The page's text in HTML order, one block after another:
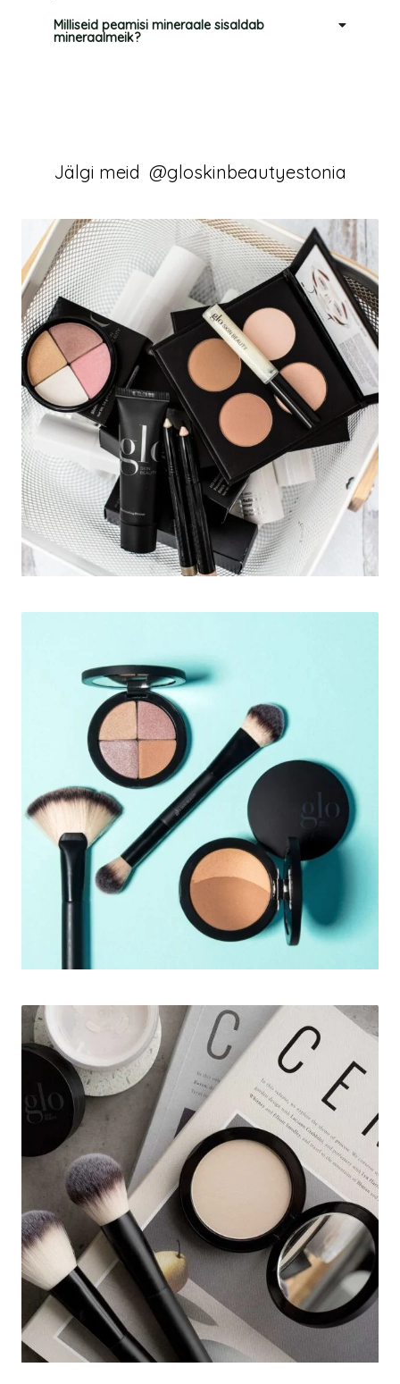
Milliseid peamisi mineraale sisaldab
mineraalmeik?
Jälgi meid @gloskinbeautyestonia